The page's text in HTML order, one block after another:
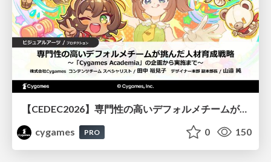
【CEDEC2026】専門性の高いデフォルメチームが挑んだ人材育成戦略 〜Cygames Academiaの企画から実施まで〜
cygames
PRO 0 150